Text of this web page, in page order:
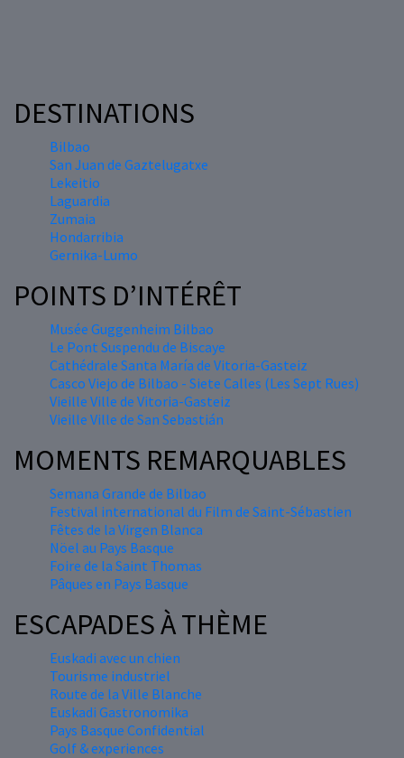
DESTINATIONS
Bilbao
San Juan de Gaztelugatxe
Lekeitio
Laguardia
Zumaia
Hondarribia
Gernika-Lumo
POINTS D’INTÉRÊT
Musée Guggenheim Bilbao
Le Pont Suspendu de Biscaye
Cathédrale Santa María de Vitoria-Gasteiz
Casco Viejo de Bilbao - Siete Calles (Les Sept Rues)
Vieille Ville de Vitoria-Gasteiz
Vieille Ville de San Sebastián
MOMENTS REMARQUABLES
Semana Grande de Bilbao
Festival international du Film de Saint-Sébastien
Fêtes de la Virgen Blanca
Nöel au Pays Basque
Foire de la Saint Thomas
Pâques en Pays Basque
ESCAPADES À THÈME
Euskadi avec un chien
Tourisme industriel
Route de la Ville Blanche
Euskadi Gastronomika
Pays Basque Confidential
Golf & experiences